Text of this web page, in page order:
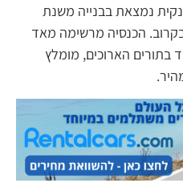
נמצאת בבנייה משנת
בקרוב. הכנסיה מרשימה מאד
בתורים הארוכים, מומלץ